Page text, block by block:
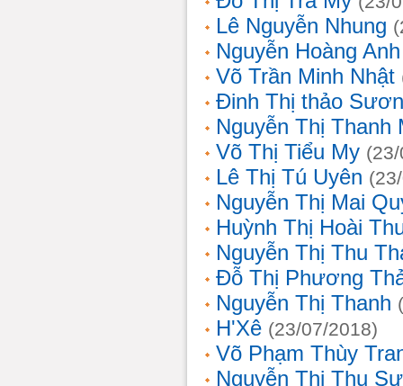
Lê Nguyễn Nhung
Nguyễn Hoàng Anh
Võ Trần Minh Nhật
Đinh Thị thảo
Nguyễn Thị Thanh
Võ Thị Tiểu My
Lê Thị Tú Uyên
Nguyễn Thị Mai
Huỳnh Thị Hoài
Nguyễn Thị Thu
Đỗ Thị Phương
Nguyễn Thị Thanh
H'Xê (23/07/2018)
Võ Phạm Thùy
Nguyễn Thị Thu